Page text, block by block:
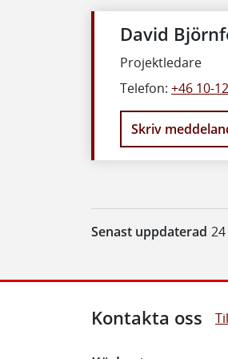
David
Projektledare
Telefon: +46 10-
Skriv
Senast uppdaterad
Kontakta oss